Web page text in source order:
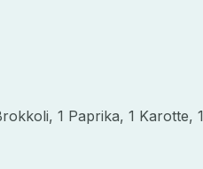
1 Paprika, 1 Karotte, 1